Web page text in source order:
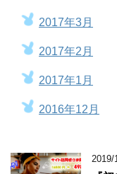
2017年3月
2017年2月
2017年1月
2016年12月
2019/